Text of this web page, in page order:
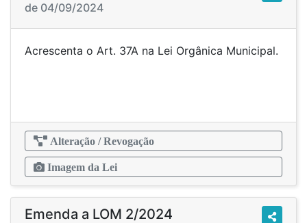
de 04/09/2024
Acrescenta o Art. 37A na Lei Orgânica Municipal.
Alteração / Revogação
Imagem da Lei
Emenda a LOM 2/2024